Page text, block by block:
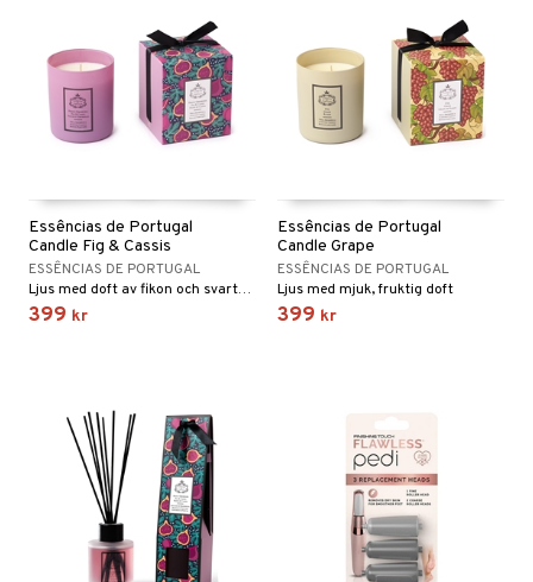
Essências de Portugal
Candle Fig & Cassis
ESSÊNCIAS DE PORTUGAL
Ljus med doft av fikon och svarta vinbär
399 kr
Essências de Portugal
Candle Grape
ESSÊNCIAS DE PORTUGAL
Ljus med mjuk, fruktig doft
399 kr